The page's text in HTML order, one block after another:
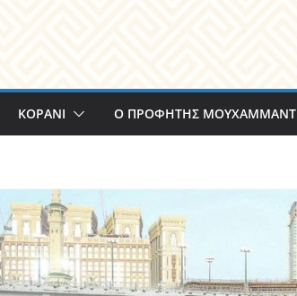
ΚΟΡΑΝΙ Ο ΠΡΟΦΗΤΗΣ ΜΟΥΧΑΜΜΑΝΤ